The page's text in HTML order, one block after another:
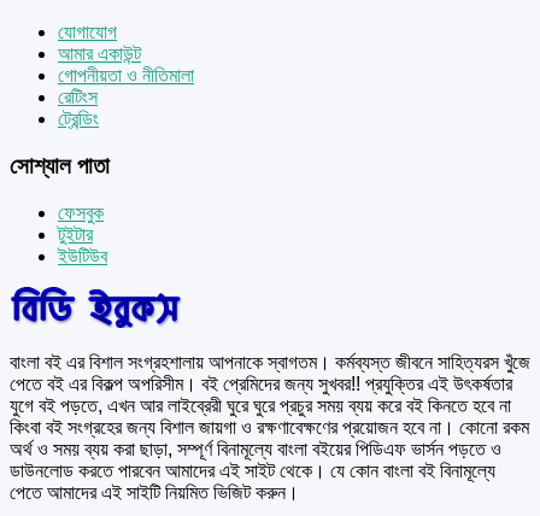
যোগাযোগ
আমার একাউন্ট
গোপনীয়তা ও নীতিমালা
রেটিংস
ট্রেন্ডিং
সোশ্যাল পাতা
ফেসবুক
টুইটার
ইউটিউব
বাংলা বই এর বিশাল সংগ্রহশালায় আপনাকে স্বাগতম। কর্মব্যস্ত জীবনে সাহিত্যরস খুঁজে
পেতে বই এর বিকল্প অপরিসীম। বই প্রেমিদের জন্য সুখবর!! প্রযুক্তির এই উৎকর্ষতার
যুগে বই পড়তে, এখন আর লাইব্রেরী ঘুরে ঘুরে প্রচুর সময় ব্যয় করে বই কিনতে হবে না
কিংবা বই সংগ্রহের জন্য বিশাল জায়গা ও রক্ষণাবেক্ষণের প্রয়োজন হবে না। কোনো রকম
অর্থ ও সময় ব্যয় করা ছাড়া, সম্পূর্ণ বিনামূল্যে বাংলা বইয়ের পিডিএফ ভার্সন পড়তে ও
ডাউনলোড করতে পারবেন আমাদের এই সাইট থেকে। যে কোন বাংলা বই বিনামূল্যে
পেতে আমাদের এই সাইটি নিয়মিত ভিজিট করুন।